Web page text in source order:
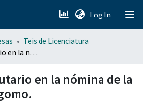
Log In (current)
Teis de Licenciatura
Impacto tributario en la nómina de la empresa fregomo.
en la nómina de la